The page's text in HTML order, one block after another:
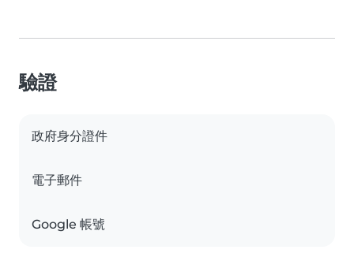
驗證
政府身分證件
電子郵件
Google 帳號